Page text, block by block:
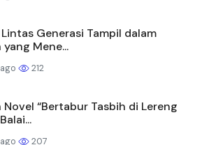
Lintas Generasi Tampil dalam
Mene...
212
“Bertabur Tasbih di Lereng
207